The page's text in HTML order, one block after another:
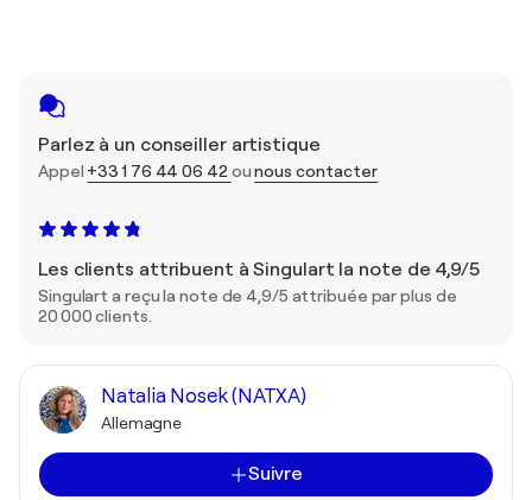
Parlez à un conseiller artistique
Appel +33 1 76 44 06 42 ounous contacter
Les clients attribuent à Singulart la note de 4,9/5
Singulart a reçu la note de 4,9/5 attribuée par plus de
20 000 clients.
Natalia Nosek (NATXA)
Allemagne
Suivre